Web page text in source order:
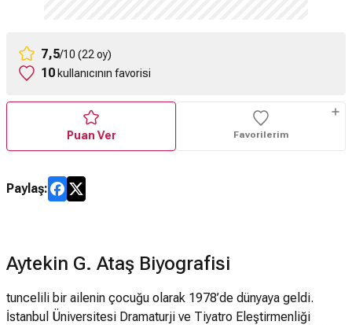
7,5/10 (22 oy)
10kullanıcının favorisi
Puan Ver Favorilerim
Paylaş:
Aytekin G. Ataş Biyografisi
tuncelili bir ailenin çocuğu olarak 1978’de dünyaya geldi.
İstanbul Üniversitesi Dramaturji ve Tiyatro Eleştirmenliği